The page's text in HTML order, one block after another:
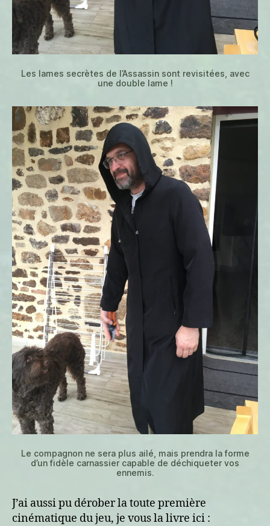
Les lames secrètes de l’Assassin sont revisitées, avec
une double lame !
Le compagnon ne sera plus ailé, mais prendra la forme
d’un fidèle carnassier capable de déchiqueter vos
ennemis.
J’ai aussi pu dérober la toute première
cinématique du jeu, je vous la livre ici :